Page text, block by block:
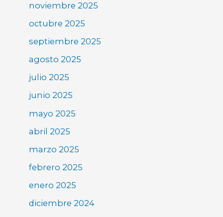
noviembre 2025
octubre 2025
septiembre 2025
agosto 2025
julio 2025
junio 2025
mayo 2025
abril 2025
marzo 2025
febrero 2025
enero 2025
diciembre 2024